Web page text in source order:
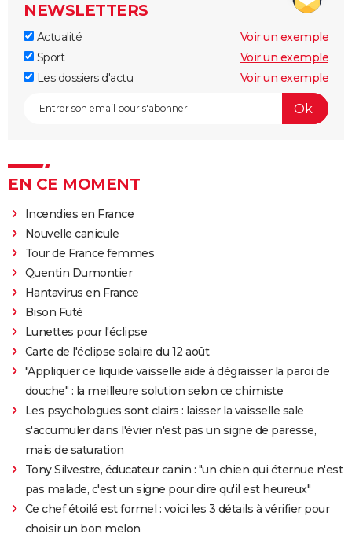
NEWSLETTERS
Actualité
Voir un exemple
Sport
Voir un exemple
Les dossiers d'actu
Voir un exemple
EN CE MOMENT
Incendies en France
Nouvelle canicule
Tour de France femmes
Quentin Dumontier
Hantavirus en France
Bison Futé
Lunettes pour l'éclipse
Carte de l'éclipse solaire du 12 août
"Appliquer ce liquide vaisselle aide à dégraisser la paroi de
douche" : la meilleure solution selon ce chimiste
Les psychologues sont clairs : laisser la vaisselle sale
s'accumuler dans l'évier n'est pas un signe de paresse,
mais de saturation
Tony Silvestre, éducateur canin : "un chien qui éternue n'est
pas malade, c'est un signe pour dire qu'il est heureux"
Ce chef étoilé est formel : voici les 3 détails à vérifier pour
choisir un bon melon